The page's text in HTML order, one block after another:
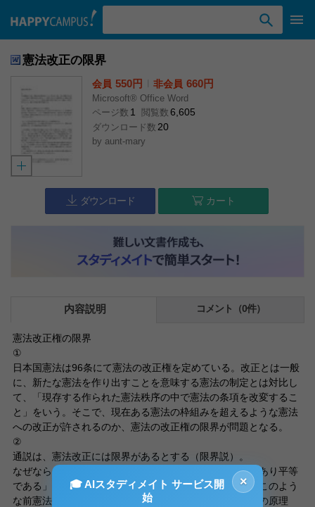
憲法改正の限界
会員 550円 非会員 660円
Microsoft® Office Word
ページ数 1 閲覧数 6,605
ダウンロード数 20
by aunt-mary
ダウンロード カート
内容説明 コメント（0件）
憲法改正権の限界
①
日本国憲法は96条にて憲法の改正権を定めている。改正とは一般
に、新たな憲法を作り出すことを意味する憲法の制定とは対比し
て、「現存する作られた憲法秩序の中で憲法の条項を改変するこ
と」をいう。そこで、現在ある憲法の枠組みを超えるような憲法
への改正が許されるのか、憲法の改正権の限界が問題となる。
②
通説は、憲法改正には限界があるとする（限界説）。
なぜなら、憲法は本来、「人間は生まれながらに自由であり平等
である」という自然権の思想を体現した成文法であり、このよう
な前憲法的な性格を持つ、基本的な人権や国民主権などの原理
×
🎓 AIスタディメイト サービス開
始